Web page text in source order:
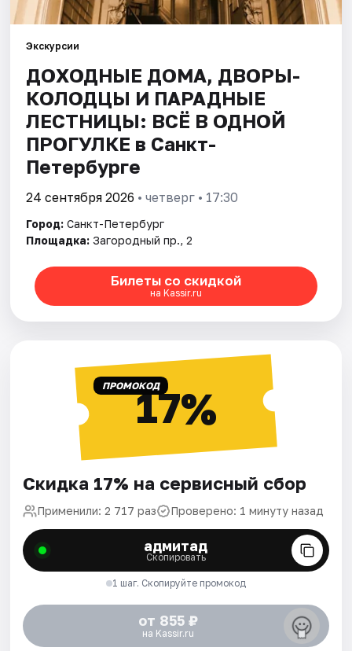
Экскурсии
ДОХОДНЫЕ ДОМА, ДВОРЫ-
КОЛОДЦЫ И ПАРАДНЫЕ
ЛЕСТНИЦЫ: ВСЁ В ОДНОЙ
ПРОГУЛКЕ в Санкт-
Петербурге
24 сентября 2026 • четверг • 17:30
Город: Санкт-Петербург
Площадка: Загородный пр., 2
Билеты со скидкой
на Kassir.ru
ПРОМОКОД17%
Скидка 17% на сервисный сбор
Применили: 2 717 раз Проверено: 1 минуту назад
адмитад
Скопировать
1 шаг. Скопируйте промокод
от 855 ₽
на Kassir.ru